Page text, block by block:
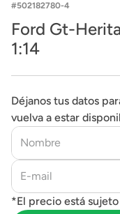
502182780-4
Ford Gt-
1:14
Déjanos tus datos
vuelva a estar